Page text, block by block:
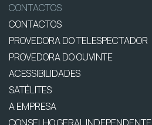
CONTACTOS
CONTACTOS
PROVEDORA DO TELESPECTADOR
PROVEDORA DO OUVINTE
ACESSIBILIDADES
SATÉLITES
A EMPRESA